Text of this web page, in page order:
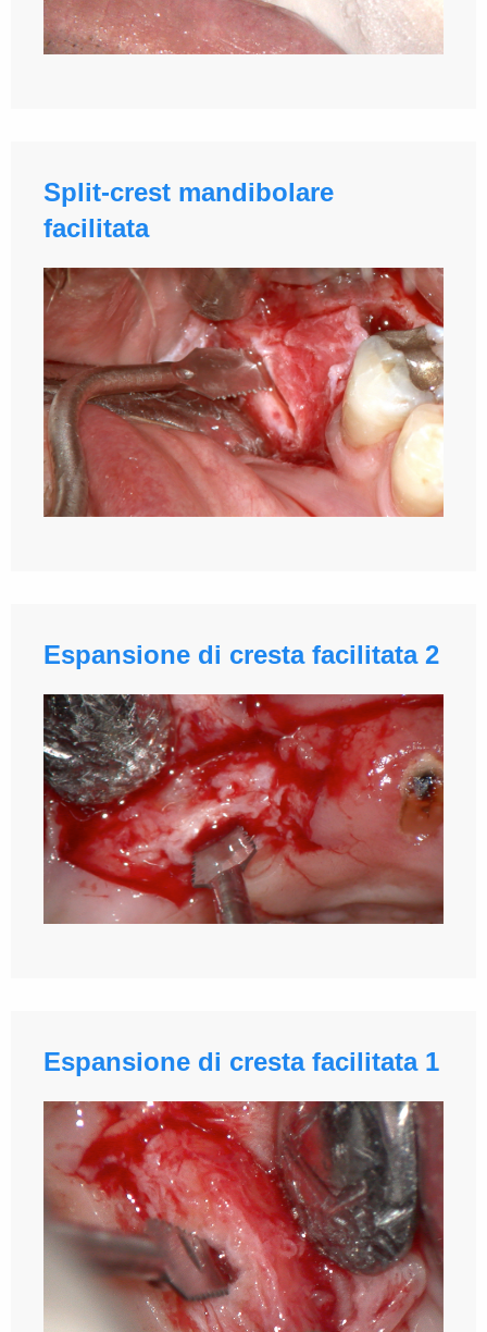
Split-crest mandibolare
facilitata
Espansione di cresta facilitata 2
Espansione di cresta facilitata 1